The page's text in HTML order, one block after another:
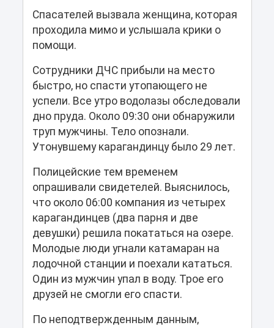
Спасателей вызвала женщина, которая
проходила мимо и услышала крики о
помощи.
Сотрудники ДЧС прибыли на место
быстро, но спасти утопающего не
успели. Все утро водолазы обследовали
дно пруда. Около 09:30 они обнаружили
труп мужчины. Тело опознали.
Утонувшему карагандинцу было 29 лет.
Полицейские тем временем
опрашивали свидетелей. Выяснилось,
что около 06:00 компания из четырех
карагандинцев (два парня и две
девушки) решила покататься на озере.
Молодые люди угнали катамаран на
лодочной станции и поехали кататься.
Один из мужчин упал в воду. Трое его
друзей не смогли его спасти.
По неподтвержденным данным,